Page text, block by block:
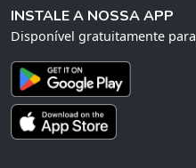
INSTALE A NOSSA APP
Disponível gratuitamente